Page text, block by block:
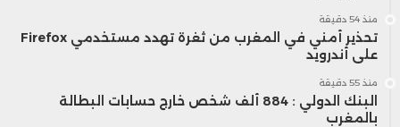
منذ 54 دقيقة
تحذير أمني في المغرب من ثغرة تهدد مستخدمي Firefox
على أندرويد
منذ 55 دقيقة
البنك الدولي : 884 ألف شخص خارج حسابات البطالة
بالمغرب